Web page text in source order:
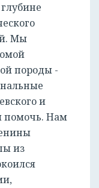
Мы
породы -
и
помочь. Нам
из